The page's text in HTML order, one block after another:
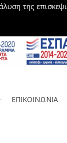
της
ΕΠΙΚΟΙΝΩΝΙΑ